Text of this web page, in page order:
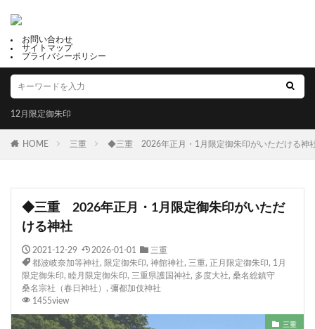
お問い合わせ
サイトマップ
プライバシーポリシー
12月限定御朱印
HOME 三重 ◆三重 2026年正月・1月限定御朱印がいただける神
◆三重 2026年正月・1月限定御朱印がいただ
ける神社
2021-12-29 2026-01-01
三重
都波岐奈加等神社, 限定御朱印, 神館神社, 三重, 正月限定御朱印, 1月
限定御朱印, 睦月限定御朱印, 三重県護国神社, 多度大社, 桑名総鎮守
桑名宗社（春日神社） , 彌都加伎神社
1455view
三重